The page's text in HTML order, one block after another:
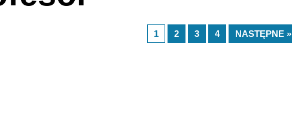
1 2 3 4 NASTĘPNE »